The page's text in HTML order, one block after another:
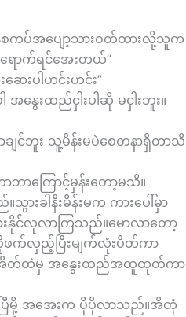
စကပ်အပျော့သားဝတ်ထားလို့သူက
ောက်ရင်အေးတယ်”
းပါဟင်းဟင်း”
အနွေးထည်ငှါးပါဆို မငှါးဘူး။
ျင်ဘူး သူ့မိန်းမပဲစေတနာရှိတာသိ
ဘာကြောင့်မှန်းတော့မသိ။
းခါနီးမိန်းမက ကားပေါ်မှာ
းနိုင်လုလာကြသည်။မောလာတော့
က်လှည့်ပြီးမျက်လုံးပိတ်ကာ
ပိုးအိတ်ထဲမှ အနွေးထည်အထူထုတ်ကာ
ြီမို့ အအေးက ပိုပိုလာသည်။အိတုံ